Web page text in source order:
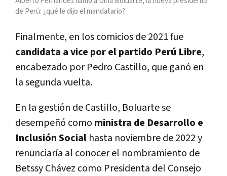
de Perú: ¿qué le dijo el mandatario?
Finalmente, en los comicios de 2021 fue
candidata a vice por el partido Perú Libre,
encabezado por Pedro Castillo, que ganó en
la segunda vuelta.
En la gestión de Castillo, Boluarte se
desempeñó como ministra de Desarrollo e
Inclusión Social hasta noviembre de 2022 y
renunciaría al conocer el nombramiento de
Betssy Chávez como Presidenta del Consejo